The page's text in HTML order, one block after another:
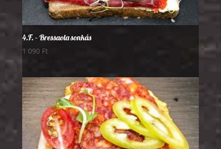
4.F. – Bressaola sonkás
1 090 Ft